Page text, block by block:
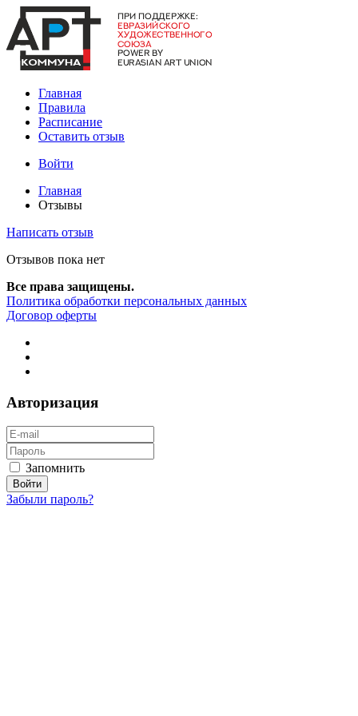
Главная
Правила
Расписание
Оставить отзыв
Войти
Главная
Отзывы
Написать отзыв
Отзывов пока нет
Все права защищены.
Политика обработки персональных данных
Договор оферты
Авторизация
Запомнить
Забыли пароль?